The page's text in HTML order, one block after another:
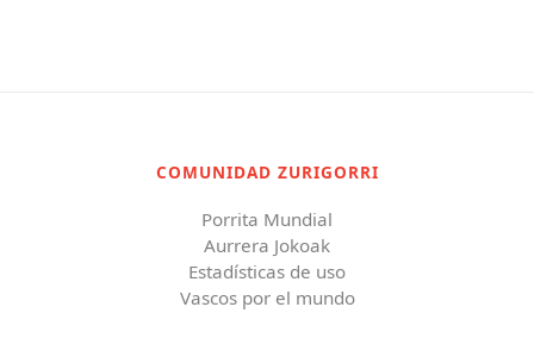
COMUNIDAD ZURIGORRI
Porrita Mundial
Aurrera Jokoak
Estadísticas de uso
Vascos por el mundo